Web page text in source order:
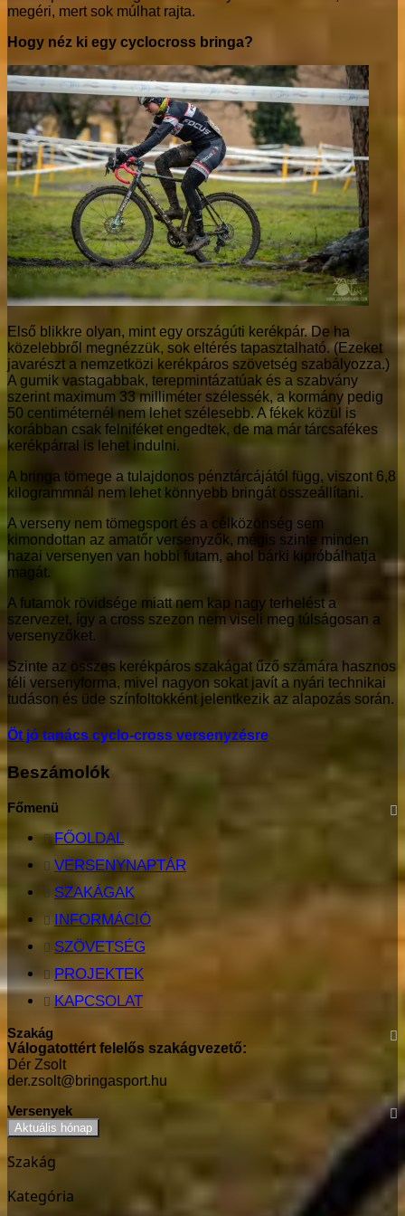
megéri, mert sok múlhat rajta.
Hogy néz ki egy cyclocross bringa?
Első blikkre olyan, mint egy országúti kerékpár. De ha
közelebbről megnézzük, sok eltérés tapasztalható. (Ezeket
javarészt a nemzetközi kerékpáros szövetség szabályozza.)
A gumik vastagabbak, terepmintázatúak és a szabvány
szerint maximum 33 milliméter szélessék, a kormány pedig
50 centiméternél nem lehet szélesebb. A fékek közül is
korábban csak felniféket engedtek, de ma már tárcsafékes
kerékpárral is lehet indulni.
A bringa tömege a tulajdonos pénztárcájától függ, viszont 6,8
kilogrammnál nem lehet könnyebb bringát összeállítani.
A verseny nem tömegsport és a célközönség sem
kimondottan az amatőr versenyzők, mégis szinte minden
hazai versenyen van hobbi futam, ahol bárki kipróbálhatja
magát.
A futamok rövidsége miatt nem kap nagy terhelést a
szervezet, így a cross szezon nem viseli meg túlságosan a
versenyzőket.
Szinte az összes kerékpáros szakágat űző számára hasznos
téli versenyforma, mivel nagyon sokat javít a nyári technikai
tudáson és üde színfoltokként jelentkezik az alapozás során.
Öt jó tanács cyclo-cross versenyzésre
Beszámolók
Főmenü
FŐOLDAL
VERSENYNAPTÁR
SZAKÁGAK
INFORMÁCIÓ
SZÖVETSÉG
PROJEKTEK
KAPCSOLAT
Szakág
Válogatottért felelős szakágvezető:
Dér Zsolt
der.zsolt@bringasport.hu
Versenyek
Aktuális hónap
Szakág
Kategória